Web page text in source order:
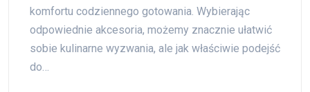
komfortu codziennego gotowania. Wybierając
odpowiednie akcesoria, możemy znacznie ułatwić
sobie kulinarne wyzwania, ale jak właściwie podejść
do…